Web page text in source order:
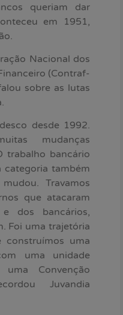
queriam dar
em 1951,
Nacional dos
(Contraf-
sobre as lutas
desde 1992.
mudanças
trabalho bancário
categoria também
Travamos
que atacaram
dos bancários,
Foi uma trajetória
construímos uma
uma unidade
Convenção
Juvandia